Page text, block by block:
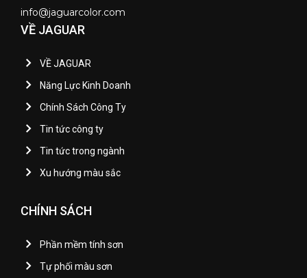
info@jaguarcolor.com
VỀ JAGUAR
VỀ JAGUAR
Năng Lực Kinh Doanh
Chính Sách Công Ty
Tin tức công ty
Tin tức trong ngành
Xu hướng màu sắc
CHÍNH SÁCH
Phần mềm tính sơn
Tự phối màu sơn